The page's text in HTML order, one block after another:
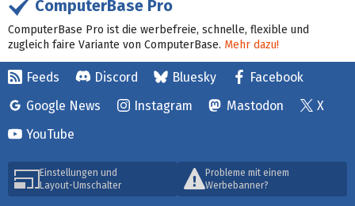
ComputerBase Pro
ComputerBase Pro ist die werbefreie, schnelle, flexible und
zugleich faire Variante von ComputerBase. Mehr dazu!
Feeds Discord Bluesky
Facebook
Google News
Instagram Mastodon
X
YouTube
Einstellungen und
Layout-Umschalter
Probleme mit einem
Werbebanner?